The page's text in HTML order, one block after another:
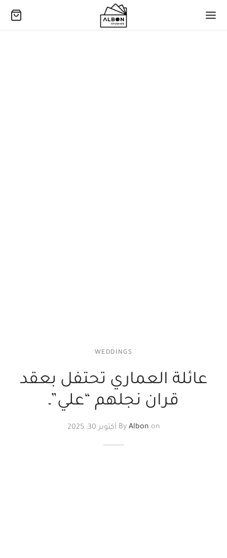
WEDDINGS
عائلة العماري تحتفل بعقد
قران نجلهم “علي”ـ
By Albon on أكتوبر 30, 2025